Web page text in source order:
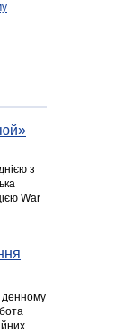
з
War
денному